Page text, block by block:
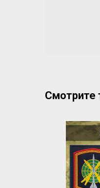
Смотрите